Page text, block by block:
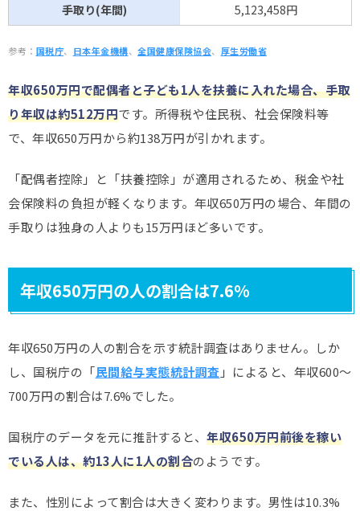
手取り(年間)
5,123,458円
参考： 国税庁、 日本年金機構、 全国健康保険協会、 厚生労働省
年収650万円で配偶者と子ども1人を扶養に入れた場合、手取
り年収は約512万円です。所得税や住民税、社会保険料等
で、年収650万円から約138万円が引かれます。
「配偶者控除」と「扶養控除」が適用されるため、税金や社
会保険料の負担が軽くなります。年収650万円の場合、年間の
手取りは独身の人よりも15万円ほど多いです。
年収650万円の人の割合は7.6%
年収650万円の人の割合を示す統計調査はありません。しか
し、国税庁の「民間給与実態統計調査 」によると、年収600～
700万円の割合は7.6%でした。
国税庁のデータを元に推計すると、 年収650万円前後を稼い
でいる人は、約13人に1人の割合のようです。
また、性別によって割合は大きく変わります。男性は10.3%